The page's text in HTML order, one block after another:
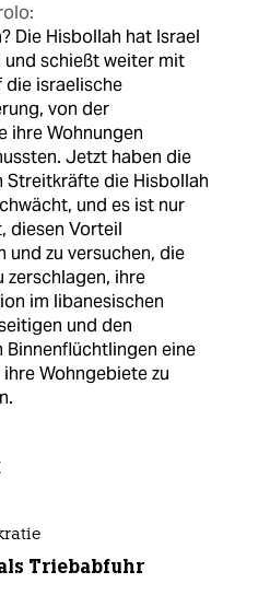
Die Hisbollah hat Israel
schießt weiter mit
die israelische
von der
ihre Wohnungen
Jetzt haben die
Streitkräfte die Hisbollah
und es ist nur
diesen Vorteil
und zu versuchen, die
zerschlagen, ihre
im libanesischen
und den
Binnenflüchtlingen eine
ihre Wohngebiete zu
Triebabfuhr